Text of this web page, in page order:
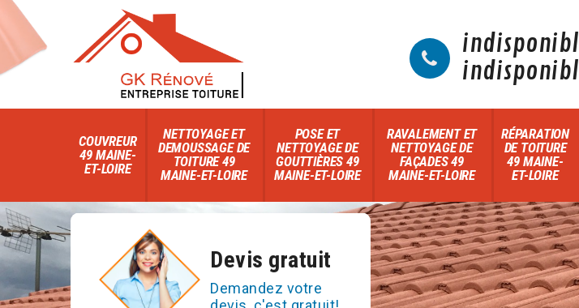
COUVREUR
49 MAINE-
ET-LOIRE
NETTOYAGE ET
DEMOUSSAGE DE
TOITURE 49
MAINE-ET-LOIRE
POSE ET
NETTOYAGE DE
GOUTTIÈRES 49
MAINE-ET-LOIRE
RAVALEMENT ET
NETTOYAGE DE
FAÇADES 49
MAINE-ET-LOIRE
RÉPARATION
DE TOITURE
49 MAINE-
ET-LOIRE
Devis gratuit
Demandez votre